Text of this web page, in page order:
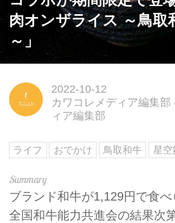
肉オンザライス ～鳥取
～」
2022-10-12
カワコレメディア編集部
ィア編集部
ライフ おでかけ 鳥取和牛 星空
ブランド和牛が1,129円で食べ
全国和牛能力共進会の結果次